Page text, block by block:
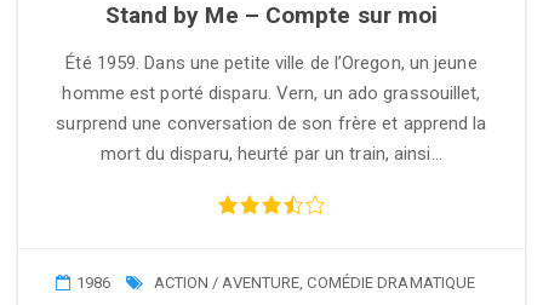
Stand by Me – Compte sur moi
Été 1959. Dans une petite ville de l’Oregon, un jeune
homme est porté disparu. Vern, un ado grassouillet,
surprend une conversation de son frère et apprend la
mort du disparu, heurté par un train, ainsi…
1986 ACTION / AVENTURE,COMÉDIE DRAMATIQUE